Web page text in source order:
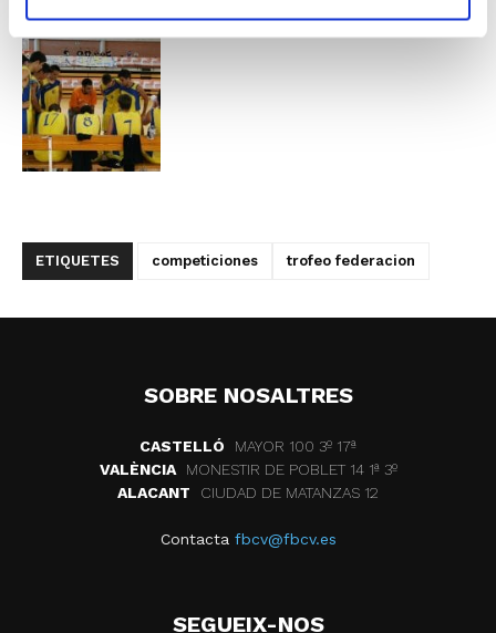
ETIQUETES competiciones trofeo federacion
SOBRE NOSALTRES
CASTELLÓ
MAYOR 100 3º 17ª
VALÈNCIA
MONESTIR DE POBLET 14 1ª 3º
ALACANT
CIUDAD DE MATANZAS 12
Contacta fbcv@fbcv.es
SEGUEIX-NOS